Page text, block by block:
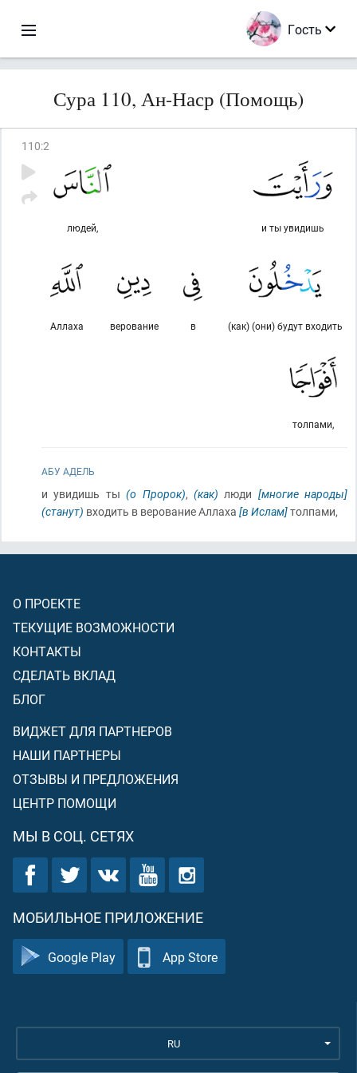
Гость
Сура 110, Ан-Наср (Помощь)
110:2
и ты увидишь
людей,
(как) (они) будут входить
в
верование
Аллаха
толпами,
АБУ АДЕЛЬ
и увидишь ты(о Пророк), (как) люди [многие народы]
(станут) входить в верование Аллаха [в Ислам]толпами,
О ПРОЕКТЕ
ТЕКУЩИЕ ВОЗМОЖНОСТИ
КОНТАКТЫ
СДЕЛАТЬ ВКЛАД
БЛОГ
ВИДЖЕТ ДЛЯ ПАРТНЕРОВ
НАШИ ПАРТНЕРЫ
ОТЗЫВЫ И ПРЕДЛОЖЕНИЯ
ЦЕНТР ПОМОЩИ
МЫ В СОЦ. СЕТЯХ
МОБИЛЬНОЕ ПРИЛОЖЕНИЕ
Google Play App Store
RU